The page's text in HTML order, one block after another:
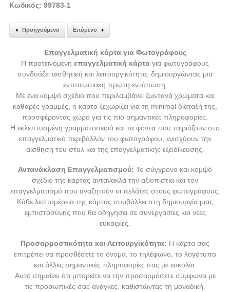
Κωδικός: 99783-1
Προηγούμενο Επόμενο
Επαγγελματική κάρτα για Φωτογράφους
Η προτεινόμενη επαγγελματική κάρτα για φωτογράφους
συνδυάζει αισθητική και λειτουργικότητα, δημιουργώντας μια
εντυπωσιακή πρώτη εντύπωση.
Με ένα κομψό σχέδιο που περιλαμβάνει ζωντανά χρώματα και
καθαρές γραμμές, η κάρτα ξεχωρίζει για τη minimal διάταξή της,
προσφέροντας χώρο για τις πιο σημαντικές πληροφορίες.
Η εκλεπτυσμένη γραμματοσειρά και τα φόντα που ταιριάζουν στο
επαγγελματικό περιβάλλον του φωτογράφου, ενισχύουν την
αίσθηση του στυλ και της επαγγελματικής εξειδίκευσης.
Αντανάκλαση Επαγγελματισμού: Το σύγχρονο και κομψό
σχέδιο της κάρτας αντανακλά την αξιοπιστία και τον
επαγγελματισμό που αναζητούν οι πελάτες στους φωτογράφους.
Κάθε λεπτομέρεια της κάρτας συμβάλλει στη δημιουργία μιας
εμπιστοσύνης που θα οδηγήσει σε συνεργασίες και νέες
ευκαιρίες.
Προσαρμοστικότητα και Λειτουργικότητα: Η κάρτα σας
επιτρέπει να προσθέσετε το όνομα, το τηλέφωνο, το λογότυπο
και άλλες σημαντικές πληροφορίες σας με ευκολία.
Αυτό σημαίνει ότι μπορείτε να την προσαρμόσετε σύμφωνα με
τις προσωπικές σας ανάγκες, καθιστώντας τη μοναδική.